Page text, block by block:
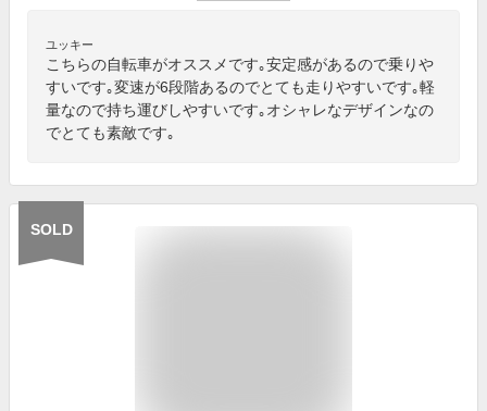
ユッキー
こちらの自転車がオススメです｡安定感があるので乗りや
すいです｡変速が6段階あるのでとても走りやすいです｡軽
量なので持ち運びしやすいです｡オシャレなデザインなの
でとても素敵です｡
SOLD